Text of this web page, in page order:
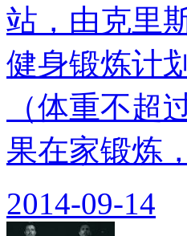
站，由克里
健身锻炼计
（体重不超
果在家锻炼
2014-09-14